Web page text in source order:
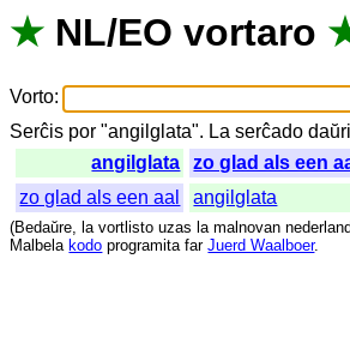
★ NL/EO vortaro
Vorto:
Serĉis por "angilglata". La serĉado
angilglata
zo glad als een
zo glad als een aal
angilglata
(Bedaŭre, la vortlisto uzas la malnovan
Malbela kodo programita far Juerd Waalboer.